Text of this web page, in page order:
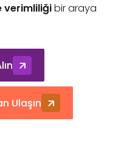
verimliliğibir araya
Ulaşın